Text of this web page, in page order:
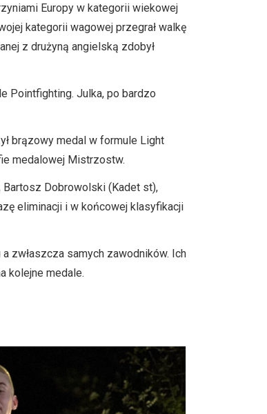
Europy w kategorii wiekowej
kategorii wagowej przegrał walkę
z drużyną angielską zdobył
Pointfighting. Julka, po bardzo
brązowy medal w formule Light
medalowej Mistrzostw.
Bartosz Dobrowolski (Kadet st),
eliminacji i w końcowej klasyfikacji
zwłaszcza samych zawodników. Ich
kolejne medale.